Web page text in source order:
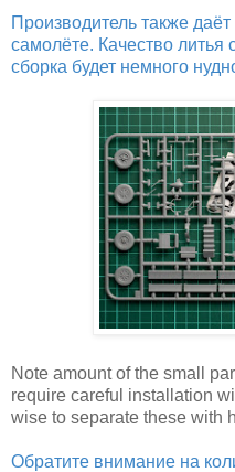
Производитель также
самолёте. Качество литья
сборка будет немного
Note amount of the small
require careful installation
wise to separate these with
Обратите внимание на